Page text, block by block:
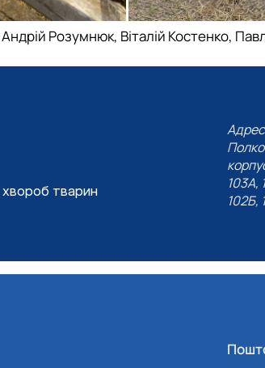
Розумнюк, Віталій Костенко,
хвороб тварин
103А,
102Б,